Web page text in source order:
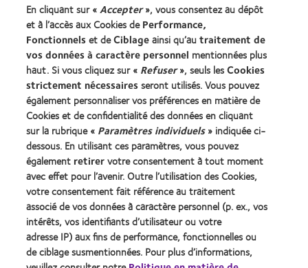
Carrières chez CooperVision
Actualités
Contact
Légal
Politique de confidentialité
Cookies
Conditions d'utilisation
Décret 2013
identifiant unique délivré par l'Agence de la transition
écologique (ADEME) : FR217780_01DQPP
Gérer les préférences relatives au consentement
En cliquant sur «Accepter», vous consentez au dépôt
et à l’accès aux Cookies dePerformance,
Fonctionnelset deCiblageainsi qu’autraitement de
vos données à caractère personnel mentionnées plus
haut. Si vous cliquez sur « Refuser», seuls lesCookies
strictement nécessairesseront utilisés. Vous pouvez
également personnaliser vos préférences en matière de
Cookies et de confidentialité des données en cliquant
sur la rubrique « Paramètres individuels» indiquée ci-
dessous. En utilisant ces paramètres, vous pouvez
également retirervotre consentement à tout moment
avec effet pour l’avenir. Outre l’utilisation des Cookies,
votre consentement fait référence au traitement
associé de vos données à caractère personnel (p. ex., vos
intérêts, vos identifiants d’utilisateur ou votre
adresse IP) aux fins de performance, fonctionnelles ou
de ciblage susmentionnées. Pour plus d’informations,